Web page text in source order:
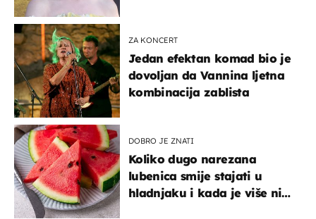
ZA KONCERT
Jedan efektan komad bio je
dovoljan da Vannina ljetna
kombinacija zablista
DOBRO JE ZNATI
Koliko dugo narezana
lubenica smije stajati u
hladnjaku i kada je više nije